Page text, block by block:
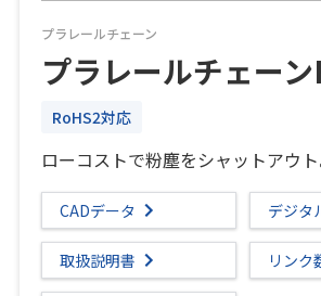
プラレールチェーン
プラレールチェー
RoHS2対応
ローコストで粉塵をシャットアウト
CADデータ デジタ
取扱説明書 リンク